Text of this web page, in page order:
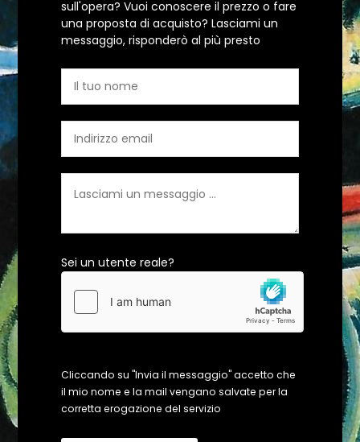
sull'opera? Vuoi conoscere il prezzo o fare
una proposta di acquisto? Lasciami un
messaggio, risponderò al più presto
Sei un utente reale?
Cliccando su "Invia il messaggio" accetto che
il mio nome e la mail vengano salvate per la
corretta erogazione del servizio